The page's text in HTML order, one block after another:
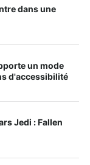
dans une
un mode
d'accessibilité
Jedi : Fallen